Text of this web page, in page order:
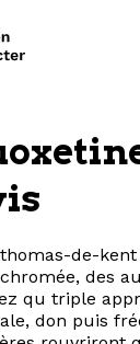
Projets
de-
des
qu triple
don puis